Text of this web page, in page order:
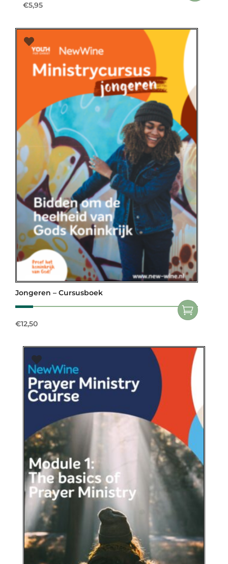
€5,95
Jongeren – Cursusboek
€12,50